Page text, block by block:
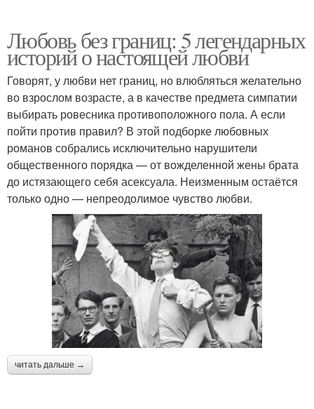
Любовь без границ: 5 легендарных
историй о настоящей любви
Говорят, у любви нет границ, но влюбляться желательно
во взрослом возрасте, а в качестве предмета симпатии
выбирать ровесника противоположного пола. А если
пойти против правил? В этой подборке любовных
романов собрались исключительно нарушители
общественного порядка — от вожделенной жены брата
до истязающего себя асексуала. Неизменным остаётся
только одно — непреодолимое чувство любви.
читать дальше →